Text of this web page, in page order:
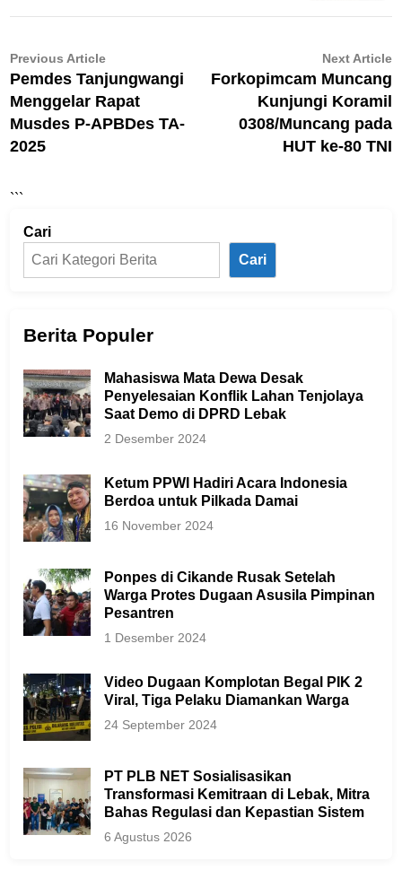
Navigasi
pos
Previous ArticlePrevious
article:
Pemdes Tanjungwangi
Menggelar Rapat
Musdes P-APBDes TA-
2025
Next Article
Forkopimcam Muncang
Kunjungi Koramil
0308/Muncang pada
HUT ke-80 TNI
```
Cari
Cari
Berita Populer
Mahasiswa Mata Dewa Desak
Penyelesaian Konflik Lahan Tenjolaya
Saat Demo di DPRD Lebak
2 Desember 2024
Ketum PPWI Hadiri Acara Indonesia
Berdoa untuk Pilkada Damai
16 November 2024
Ponpes di Cikande Rusak Setelah
Warga Protes Dugaan Asusila Pimpinan
Pesantren
1 Desember 2024
Video Dugaan Komplotan Begal PIK 2
Viral, Tiga Pelaku Diamankan Warga
24 September 2024
PT PLB NET Sosialisasikan
Transformasi Kemitraan di Lebak, Mitra
Bahas Regulasi dan Kepastian Sistem
6 Agustus 2026